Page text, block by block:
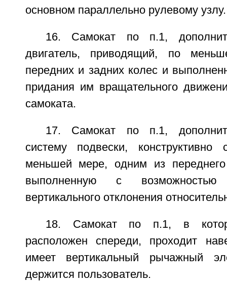
основном параллельно рулевому узлу.
16. Самокат по п.1,
двигатель, приводящий, по
передних и задних колес и
придания им вращательного
самоката.
17. Самокат по п.1,
систему подвески,
меньшей мере, одним из
выполненную с
вертикального отклонения
18. Самокат по п.1, в
расположен спереди, проходит
имеет вертикальный рычажный
держится пользователь.